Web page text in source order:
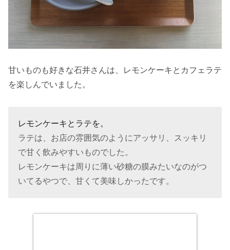
甘いものも好きな石井さんは、レモンケーキとカフェラテ
を楽しんでいました。
レモンケーキとラテを。
ラテは、お店の雰囲気のようにアッサリ、スッキリ
で甘く飲みやすいものでした。
レモンケーキは周りに薄い砂糖の膜みたいなのがつ
いてるやつで、甘くて美味しかったです。